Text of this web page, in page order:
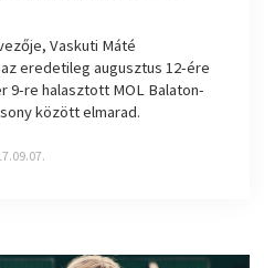
Vaskuti Máté
eredetileg augusztus 12-ére
re halasztott MOL Balaton-
között elmarad.